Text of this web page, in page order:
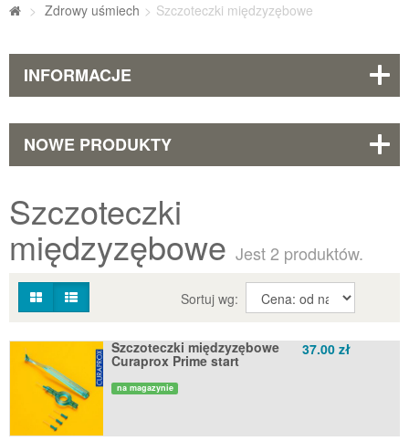
> Zdrowy uśmiech > Szczoteczki międzyzębowe
INFORMACJE
NOWE PRODUKTY
Szczoteczki
międzyzębowe Jest 2 produktów.
Sortuj wg:
Szczoteczki międzyzębowe
Curaprox Prime start
na magazynie
37.00 zł